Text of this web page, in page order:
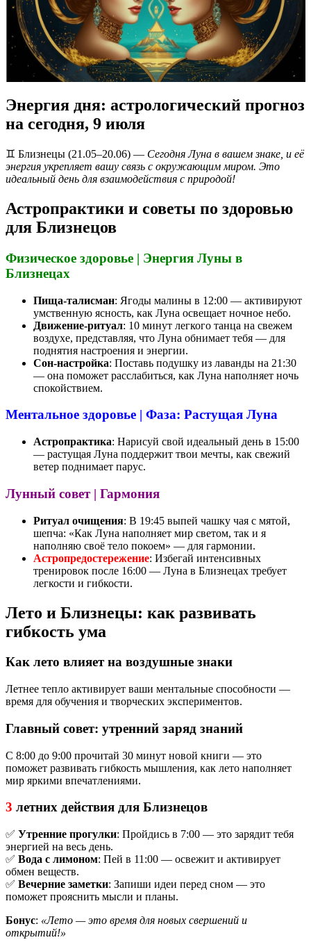
Энергия дня: астрологический прогноз
на сегодня, 9 июля
♊️ Близнецы (21.05–20.06) — Сегодня Луна в вашем знаке, и её
энергия укрепляет вашу связь с окружающим миром. Это
идеальный день для взаимодействия с природой!
Астропрактики и советы по здоровью
для Близнецов
Физическое здоровье | Энергия Луны в
Близнецах
Пища-талисман: Ягоды малины в 12:00 — активируют
умственную ясность, как Луна освещает ночное небо.
Движение-ритуал: 10 минут легкого танца на свежем
воздухе, представляя, что Луна обнимает тебя — для
поднятия настроения и энергии.
Сон-настройка: Поставь подушку из лаванды на 21:30
— она поможет расслабиться, как Луна наполняет ночь
спокойствием.
Ментальное здоровье | Фаза: Растущая Луна
Астропрактика: Нарисуй свой идеальный день в 15:00
— растущая Луна поддержит твои мечты, как свежий
ветер поднимает парус.
Лунный совет | Гармония
Ритуал очищения: В 19:45 выпей чашку чая с мятой,
шепча: «Как Луна наполняет мир светом, так и я
наполняю своё тело покоем» — для гармонии.
Астропредостережение: Избегай интенсивных
тренировок после 16:00 — Луна в Близнецах требует
легкости и гибкости.
Лето и Близнецы: как развивать
гибкость ума
Как лето влияет на воздушные знаки
Летнее тепло активирует ваши ментальные способности —
время для обучения и творческих экспериментов.
Главный совет: утренний заряд знаний
С 8:00 до 9:00 прочитай 30 минут новой книги — это
поможет развивать гибкость мышления, как лето наполняет
мир яркими впечатлениями.
3 летних действия для Близнецов
✅ Утренние прогулки: Пройдись в 7:00 — это зарядит тебя
энергией на весь день.
✅ Вода с лимоном: Пей в 11:00 — освежит и активирует
обмен веществ.
✅ Вечерние заметки: Запиши идеи перед сном — это
поможет прояснить мысли и планы.
Бонус: «Лето — это время для новых свершений и
открытий!»